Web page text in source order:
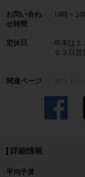
お問い合わ
せ時間
14時～
定休日
年末は
６３日営
関連ページ ホット
詳細情報
平均予算